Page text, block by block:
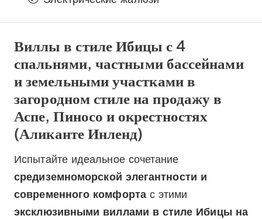
Виллы в стиле Ибицы с 4
спальнями, частными бассейнами
и земельными участками в
загородном стиле на продажу в
Аспе, Пиносо и окрестностях
(Аликанте Инленд)
Испытайте идеальное сочетание
средиземноморской элегантности и
современного комфортас этими
эксклюзивными виллами в стиле Ибицы на